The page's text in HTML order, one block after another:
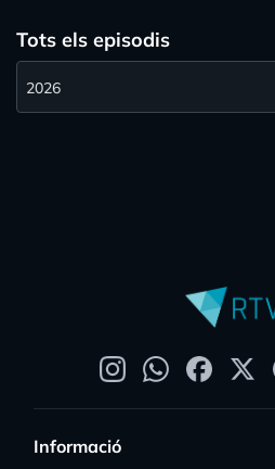
Tots els episodis
Informació